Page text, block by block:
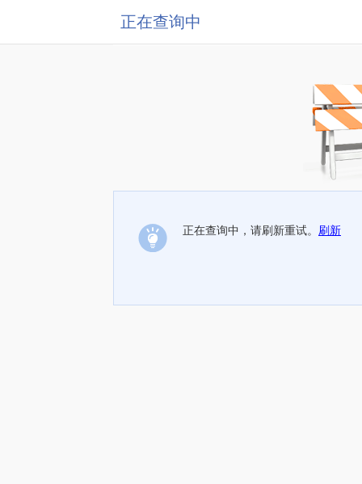
正在查询中
正在查询中，请刷新重试。 刷新